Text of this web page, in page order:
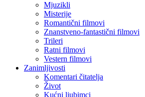
Mjuzikli
Misterije
Romantični filmovi
Znanstveno-fantastični filmovi
Trileri
Ratni filmovi
Vestern filmovi
Zanimljivosti
Komentari čitatelja
Život
Kućni ljubimci